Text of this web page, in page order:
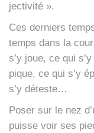
jec­ti­vi­té ».
Ces der­niers
temps dans la
s’y joue, ce qui
pique, ce qui s’y
s’y déteste…
Poser sur le nez
puisse voir ses